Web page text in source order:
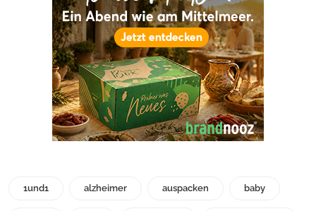
1und1 alzheimer auspacken baby